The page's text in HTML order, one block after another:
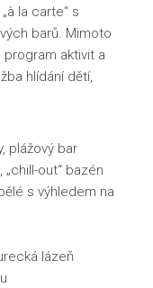
la carte“ s
barů. Mimoto
aktivit a
hlídání dětí,
plážový bar
out“ bazén
s výhledem na
lázeň